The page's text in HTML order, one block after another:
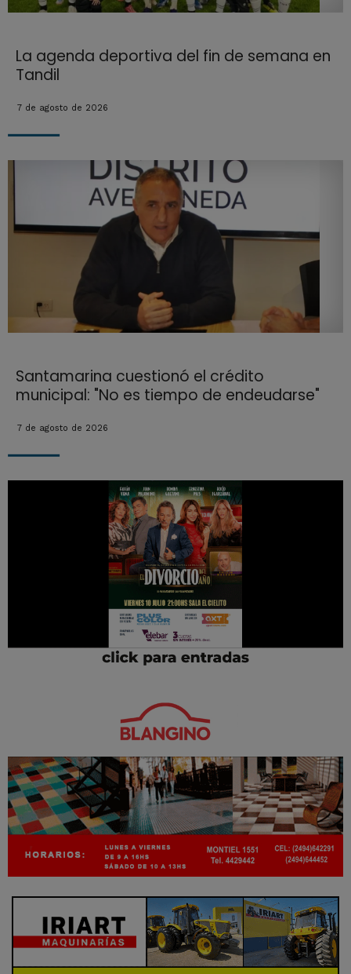
La agenda deportiva del fin de semana en
Tandil
7 de agosto de 2026
Santamarina cuestionó el crédito
municipal: "No es tiempo de endeudarse"
7 de agosto de 2026